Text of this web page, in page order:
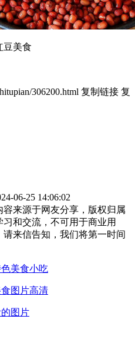
豆美食
306200.html 复制链接 复
06-25 14:06:02
来源于网友分享，版权归属
和交流，不可用于商业用
来信告知，我们将第一时间
美食小吃
图片高清
图片